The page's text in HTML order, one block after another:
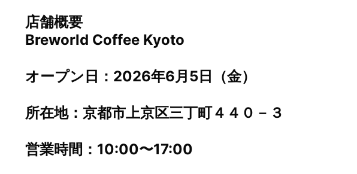
店舗概要
Breworld Coffee Kyoto
オープン日：2026年6月5日（金）
所在地：京都市上京区三丁町４４０－３
営業時間：10:00〜17:00